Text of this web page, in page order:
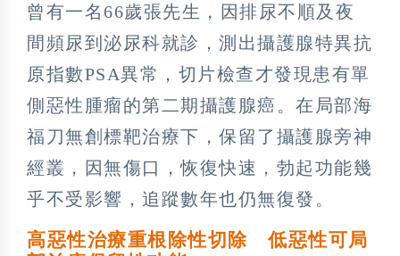
曾有一名66歲張先生，因排尿不順及夜
間頻尿到泌尿科就診，測出攝護腺特異抗
原指數PSA異常，切片檢查才發現患有單
側惡性腫瘤的第二期攝護腺癌。在局部海
福刀無創標靶治療下，保留了攝護腺旁神
經叢，因無傷口，恢復快速，勃起功能幾
乎不受影響，追蹤數年也仍無復發。
高惡性治療重根除性切除 低惡性可局